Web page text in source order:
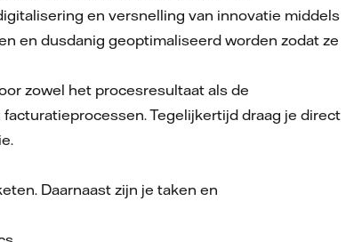
en versnelling van innovatie middels
en dusdanig geoptimaliseerd worden zodat ze
zowel het procesresultaat als de
Tegelijkertijd draag je direct
Daarnaast zijn je taken en